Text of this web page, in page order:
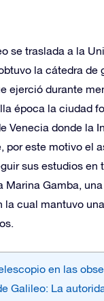
se traslada a la
la cátedra de
ejerció durante
época la ciudad
Venecia donde la
por este motivo el
sus estudios en
Marina Gamba,
la cual mantuvo
en las
Galileo: La